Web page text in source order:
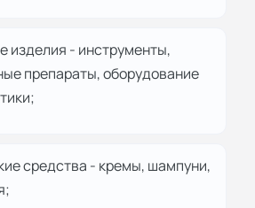
изделия - инструменты,
препараты, оборудование
средства - кремы, шампуни,